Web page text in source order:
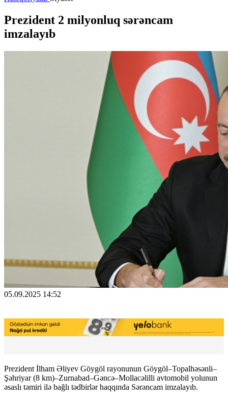
Prezident 2 milyonluq sərəncam
imzalayıb
05.09.2025 14:52
Prezident İlham Əliyev Göygöl rayonunun Göygöl–Topalhəsənli–
Şəhriyar (8 km)–Zurnabad–Gəncə–Mollacəlilli avtomobil yolunun
əsaslı təmiri ilə bağlı tədbirlər haqqında Sərəncam imzalayıb.